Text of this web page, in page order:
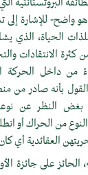
البروتستانتية
للإشارة إلى
الحياة، الذي
كثرة الانتقادات
من داخل الحركة
القول بأنه صادر من
بغض النظر عن
النوع من الحراك أو
العقائدية أي
على جائزة